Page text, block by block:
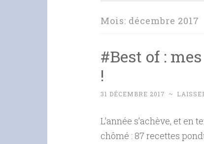
Mois: décembre 2017
#Best of :
!
31 DÉCEMBRE 2017 ~
L’année s’achève, et
chômé : 87 recettes